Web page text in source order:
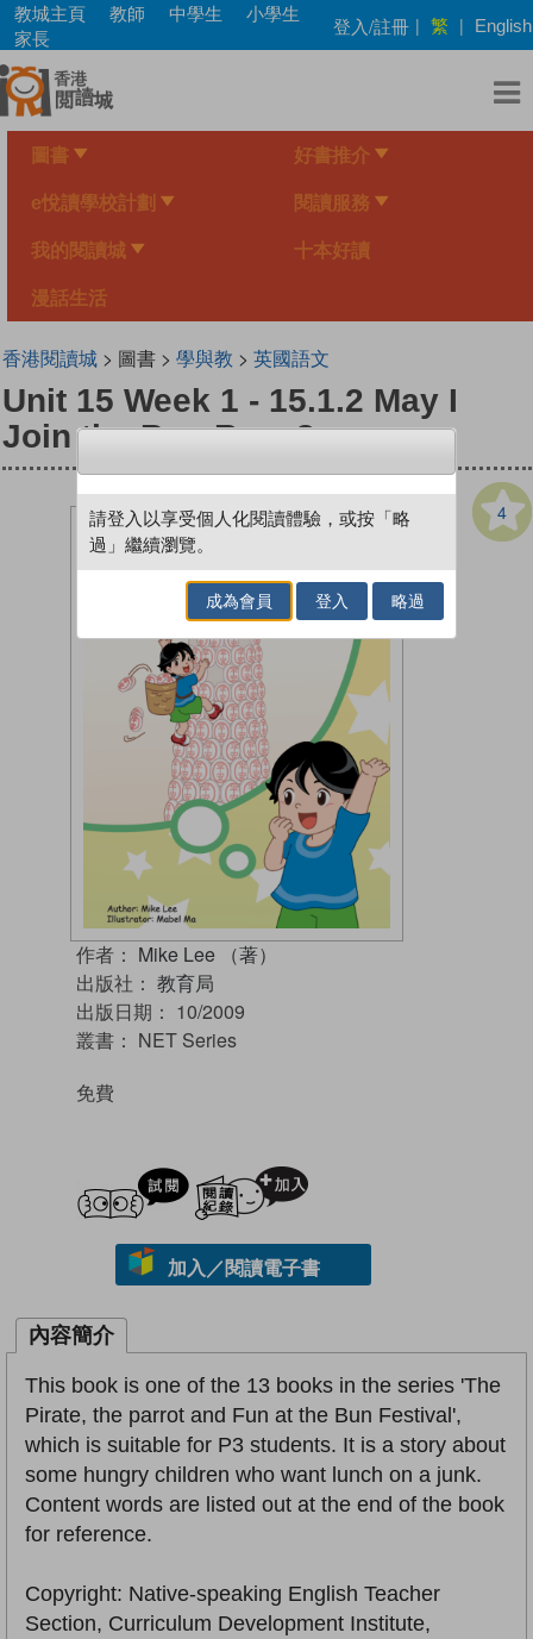
Skip
main
content
教城主頁 教師 中學生
小學生
家長
登入/註冊 | 繁 | English
圖書 好書推介
e悅讀學校計劃 閱讀服務
我的閱讀城 十本好讀
漫話生活
香港閱讀城> 圖書 > 學與教 > 英國語文
Unit 15 Week 1 - 15.1.2 May I
Join the Bun Race?
4
作者： Mike Lee （著）
出版社： 教育局
出版日期： 10/2009
叢書： NET Series
免費
試閲
加入／閱讀電子書
內容簡介
This book is one of the 13 books in the series 'The
Pirate, the parrot and Fun at the Bun Festival',
which is suitable for P3 students. It is a story about
some hungry children who want lunch on a junk.
Content words are listed out at the end of the book
for reference.
Copyright: Native-speaking English Teacher
Section, Curriculum Development Institute,
請登入以享受個人化閱讀體驗，或按「略
過」繼續瀏覽。
成為會員 登入 略過